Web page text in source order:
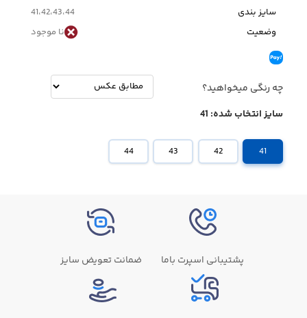
سایز بندی
41،42،43،44
وضعیت
نا موجود
چه رنگی میخواهید؟
سایز انتخاب شده: 41
41
42
43
44
پشتیبانی اسپرت باما ضمانت تعویض سایز